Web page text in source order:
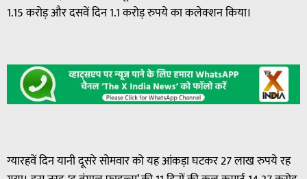
1.15 करोड़ और दसवें दिन 1.1 करोड़ रुपये का कलेक्शन किया।
ग्यारहवें दिन यानी दूसरे सोमवार को यह आंकड़ा घटकर 27 लाख रुपये रह